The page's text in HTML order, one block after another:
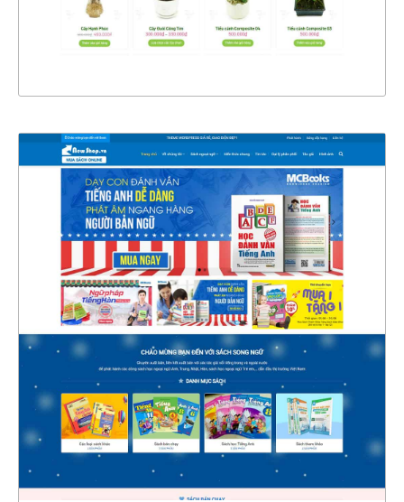
XEM THỰC TẾ
4341
CHI TIẾT
XEM THỰC TẾ